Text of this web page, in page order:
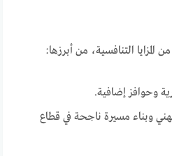
التنافسية، من أبرزها:
وحوافز إضافية.
وبناء مسيرة ناجحة في قطاع